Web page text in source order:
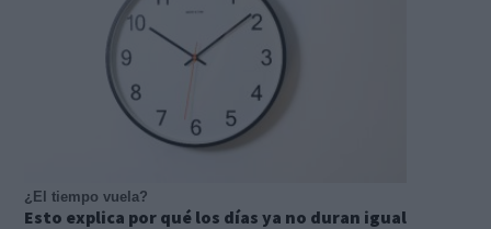
¿El tiempo vuela?
Esto explica por qué los días ya no duran igual